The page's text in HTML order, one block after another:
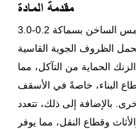
مقدمة المادة
مصنوع من لفائف فولاذية مجلفنة بالغمس الساخن بسماكة 0.2-3.0
الظروف الجوية القاسية
الحماية من التآكل، مما
البناء، خاصةً في الأسقف
بالإضافة إلى ذلك، تتعدد
وقطاع النقل، مما يوفر